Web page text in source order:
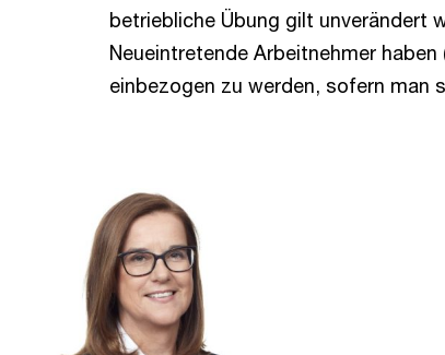
betriebliche Übung gilt unverändert
Neueintretende Arbeitnehmer
einbezogen zu werden, sofern man